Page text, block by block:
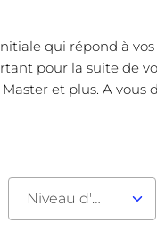
qui répond à
pour la suite de
et plus. A vous
Niveau d'admission